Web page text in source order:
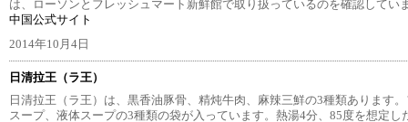
は、ローソンとフレッシュマート新鮮館で取り扱っているのを確認してい
中国公式サイト
2014年10月4日
日清拉王（ラ王）
日清拉王（ラ王）は、黒香油豚骨、精炖牛肉、麻辣三鮮の3種類あります
スープ、液体スープの3種類の袋が入っています。熱湯4分、85度を想定し